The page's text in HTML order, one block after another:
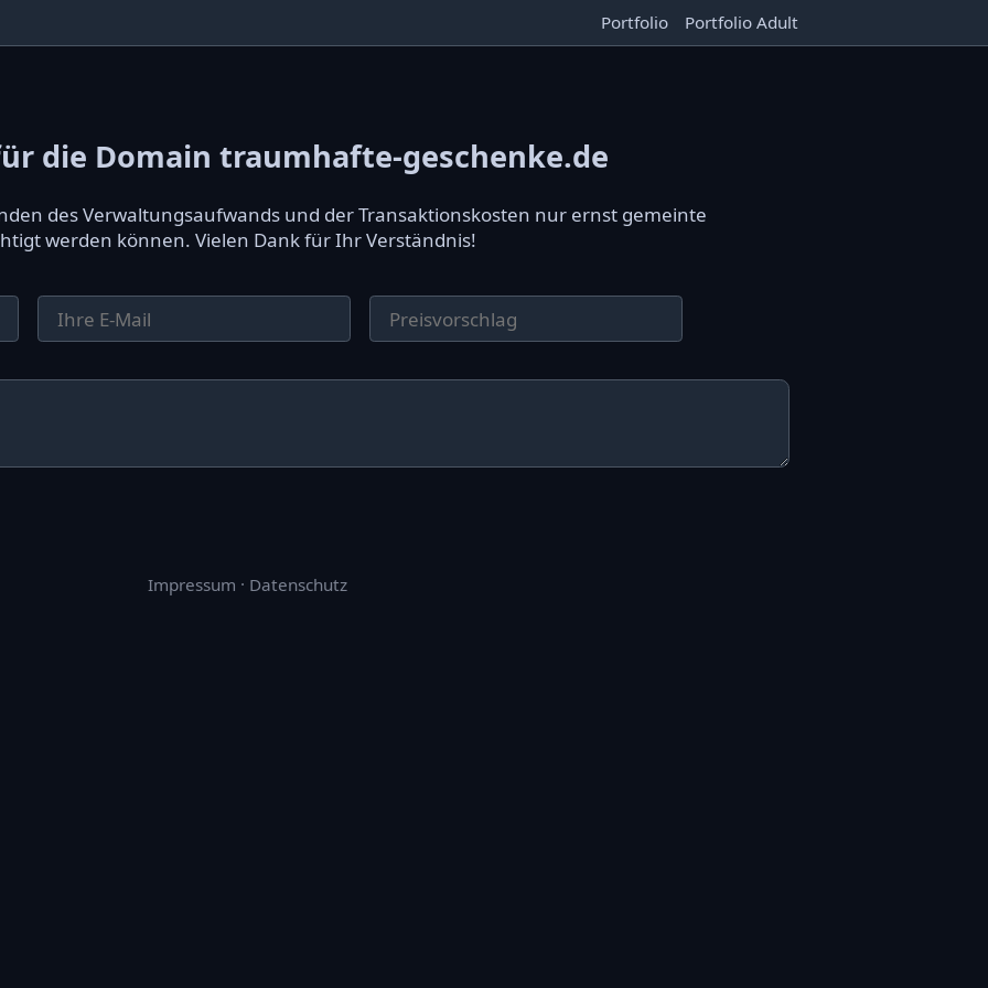
Portfolio Portfolio Adult
die Domain traumhafte-geschenke.de
des Verwaltungsaufwands und der Transaktionskosten nur ernst gemeinte
werden können. Vielen Dank für Ihr Verständnis!
Impressum · Datenschutz